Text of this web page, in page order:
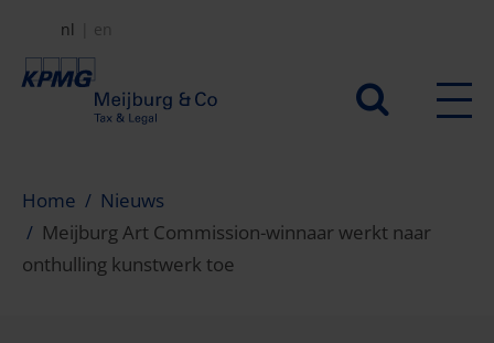
naar
Secundair
nl en
Home
Nieuws
Meijburg Art Commission-winnaar werkt naar
onthulling kunstwerk toe